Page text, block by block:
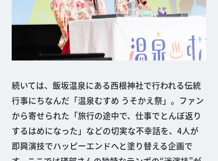
続いては、飯坂温泉にある西根神社で行われる伝統
行事にちなんだ「温泉むすめ うそかえ祭」。ファン
から寄せられた「旅行の途中で、仕事でとんぼ返り
するはめになった」などの切実な不幸話を、4人が
即興演技でハッピーエンドへと塗り替える企画で